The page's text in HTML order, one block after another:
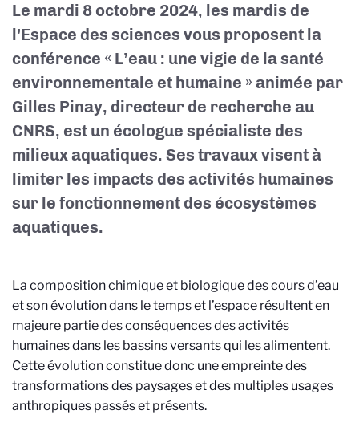
Le mardi 8 octobre 2024, les mardis de
l'Espace des sciences vous proposent la
conférence « L’eau : une vigie de la santé
environnementale et humaine » animée par
Gilles Pinay, directeur de recherche au
CNRS, est un écologue spécialiste des
milieux aquatiques. Ses travaux visent à
limiter les impacts des activités humaines
sur le fonctionnement des écosystèmes
aquatiques.
La composition chimique et biologique des cours d’eau
et son évolution dans le temps et l’espace résultent en
majeure partie des conséquences des activités
humaines dans les bassins versants qui les alimentent.
Cette évolution constitue donc une empreinte des
transformations des paysages et des multiples usages
anthropiques passés et présents.